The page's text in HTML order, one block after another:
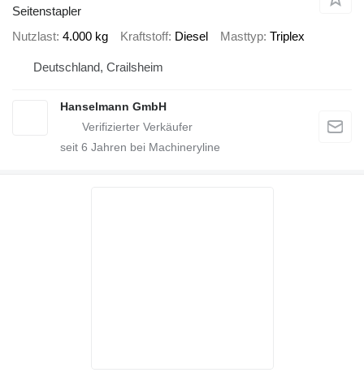
Seitenstapler
Nutzlast 4.000 kg Kraftstoff Diesel Masttyp Triplex
Deutschland, Crailsheim
Hanselmann GmbH
seit 6 Jahren bei Machineryline